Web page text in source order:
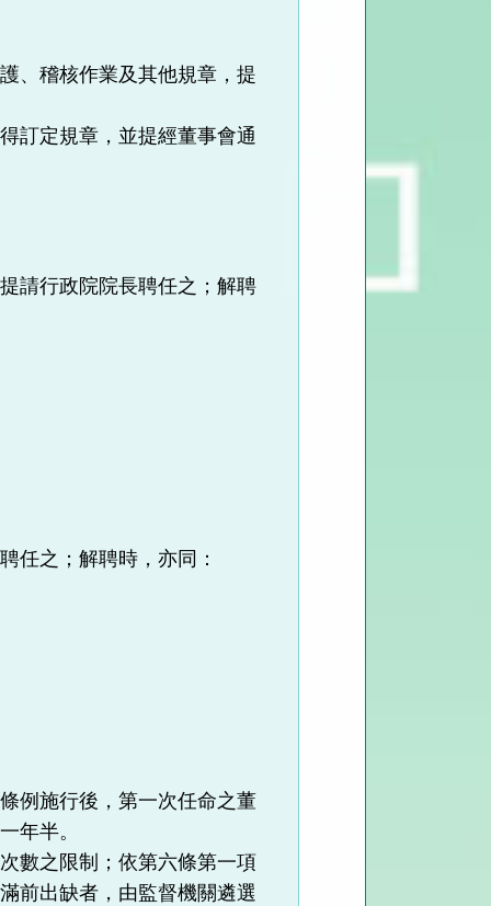
、稽核作業及其他規章，提
訂定規章，並提經董事會通
請行政院院長聘任之；解聘
任之；解聘時，亦同：
例施行後，第一次任命之董
年半。
數之限制；依第六條第一項
前出缺者，由監督機關遴選